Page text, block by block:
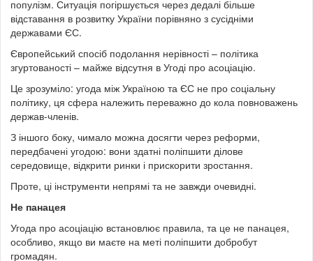
популізм. Ситуація погіршується через дедалі більше
відставання в розвитку України порівняно з сусідніми
державами ЄС.
Європейський спосіб подолання нерівності – політика
згуртованості – майже відсутня в Угоді про асоціацію.
Це зрозуміло: угода між Україною та ЄС не про соціальну
політику, ця сфера належить переважно до кола повноважень
держав-членів.
З іншого боку, чимало можна досягти через реформи,
передбачені угодою: вони здатні поліпшити ділове
середовище, відкрити ринки і прискорити зростання.
Проте, ці інструменти непрямі та не завжди очевидні.
Не панацея
Угода про асоціацію встановлює правила, та це не панацея,
особливо, якщо ви маєте на меті поліпшити добробут
громадян.